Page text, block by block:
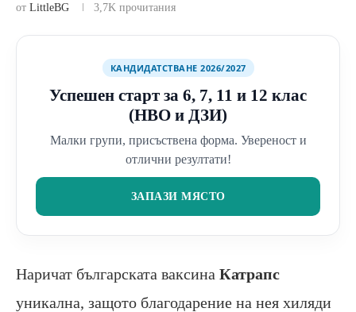
от LittleBG 3,7K прочитания
КАНДИДАТСТВАНЕ 2026/2027
Успешен старт за 6, 7, 11 и 12 клас
(НВО и ДЗИ)
Малки групи, присъствена форма. Увереност и
отлични резултати!
ЗАПАЗИ МЯСТО
Наричат българската ваксина Катрапс
уникална, защото благодарение на нея хиляди